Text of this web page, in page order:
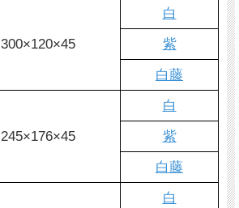
300×120×45
白
紫
白藤
245×176×45
白
紫
白藤
白